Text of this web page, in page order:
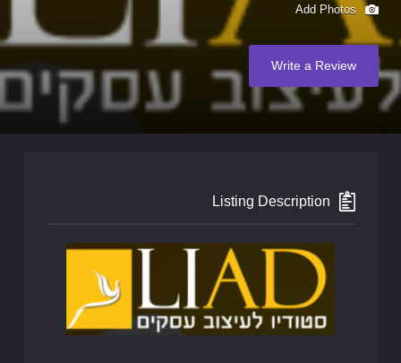
Write a Review
Listing Description